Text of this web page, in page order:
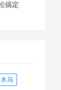
搞定
木马